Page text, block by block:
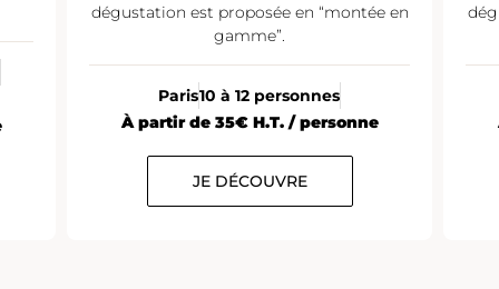
dégustation est proposée en “montée en
gamme”.
Paris10 à 12 personnes
À partir de 35€ H.T. / personne
JE DÉCOUVRE